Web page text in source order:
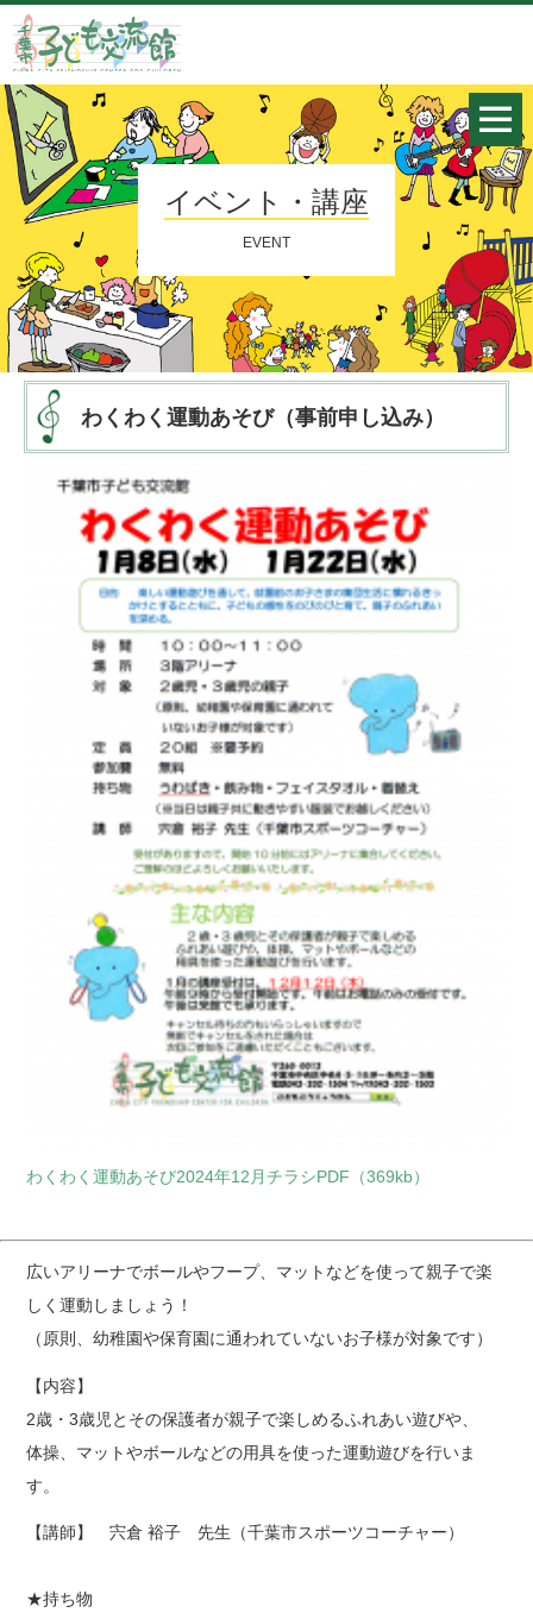
イベント・講座
EVENT
わくわく運動あそび（事前申し込み）
わくわく運動あそび2024年12月チラシPDF（369kb）
広いアリーナでボールやフープ、マットなどを使って親子で楽
しく運動しましょう！
（原則、幼稚園や保育園に通われていないお子様が対象です）
【内容】
2歳・3歳児とその保護者が親子で楽しめるふれあい遊びや、
体操、マットやボールなどの用具を使った運動遊びを行いま
す。
【講師】 宍倉 裕子 先生（千葉市スポーツコーチャー）
★持ち物